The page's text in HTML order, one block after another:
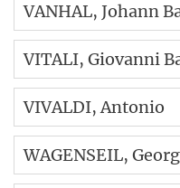
VANHAL, Johann
VITALI, Giovanni
VIVALDI, Antonio
WAGENSEIL,